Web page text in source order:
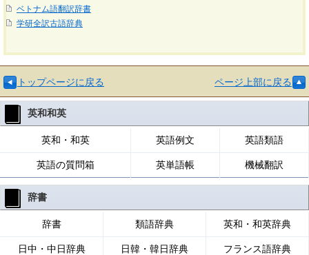
ベトナム語翻訳辞書
学研全訳古語辞典
トップページに戻る ページ上部に戻る
英和和英
英和・和英 英語例文 英語類語
英語の質問箱 英単語帳 機械翻訳
辞書
辞書 類語辞典 英和・和英辞典
日中・中日辞典 日韓・韓日辞典 フランス語辞典